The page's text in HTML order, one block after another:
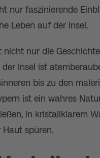
nur faszinierende
Leben auf der Insel.
nicht nur die
der Insel ist
bis zu den
ist ein wahres
in kristallklarem
spüren.